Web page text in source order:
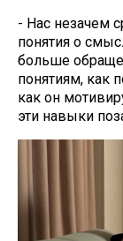
- Нас незачем
понятия о
больше
понятиям, как
как он
эти навыки